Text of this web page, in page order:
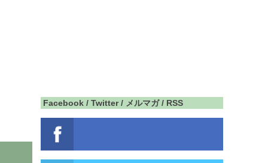
Facebook / Twitter / メルマガ / RSS